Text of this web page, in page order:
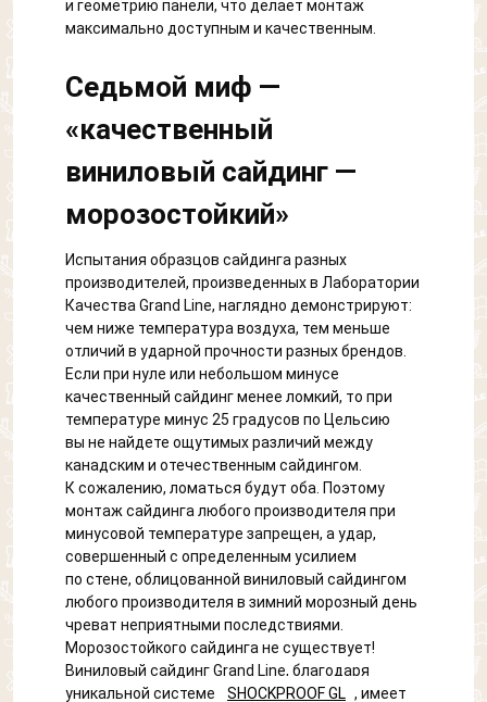
и геометрию панели, что делает монтаж
максимально доступным и качественным.
Седьмой миф —
«качественный
виниловый сайдинг —
морозостойкий»
Испытания образцов сайдинга разных
производителей, произведенных в Лаборатории
Качества Grand Line, наглядно демонстрируют:
чем ниже температура воздуха, тем меньше
отличий в ударной прочности разных брендов.
Если при нуле или небольшом минусе
качественный сайдинг менее ломкий, то при
температуре минус 25 градусов по Цельсию
вы не найдете ощутимых различий между
канадским и отечественным сайдингом.
К сожалению, ломаться будут оба. Поэтому
монтаж сайдинга любого производителя при
минусовой температуре запрещен, а удар,
совершенный с определенным усилием
по стене, облицованной виниловый сайдингом
любого производителя в зимний морозный день
чреват неприятными последствиями.
Морозостойкого сайдинга не существует!
Виниловый сайдинг Grand Line, благодаря
уникальной системе
SHOCKPROOF GL , имеет